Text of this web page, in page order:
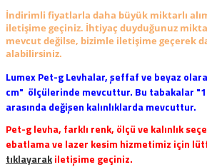
İndirimli fiyatlarla daha büyük miktarlı
iletişime geçiniz. İhtiyaç duyduğunuz
mevcut değilse, bizimle iletişime geçerek
alabilirsiniz.
Lumex Pet-g Levhalar, şeffaf ve beyaz
cm" ölçülerinde mevcuttur. Bu tabakalar
arasında değişen kalınlıklarda mevcuttur.
Pet-g levha, farklı renk, ölçü ve kalınlık
ebatlama ve lazer kesim hizmetimiz için
tıklayarakiletişime geçiniz.